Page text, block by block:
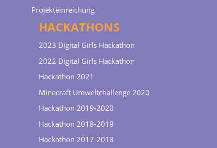
Projekteinreichung
HACKATHONS
2023 Digital Girls Hackathon
2022 Digital Girls Hackathon
Hackathon 2021
Minecraft Umweltchallenge 2020
Hackathon 2019-2020
Hackathon 2018-2019
Hackathon 2017-2018